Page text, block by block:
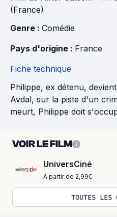
(France)
Genre : Comédie
Pays d'origine : France
Fiche technique
Philippe, ex détenu,
Avdal, sur la piste d'un
meurt, Philippe doit
VOIR LE FILM
UniversCiné
À partir de 2,99€
TOUTES LES